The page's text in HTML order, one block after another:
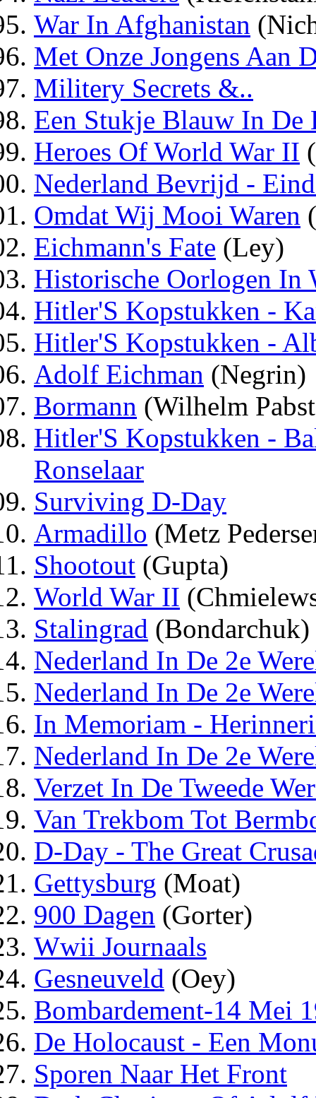
War In Afghanistan
Met Onze Jongens Aan
Militery Secrets &..
Een Stukje Blauw In De
Heroes Of World War II
Nederland Bevrijd -
Omdat Wij Mooi Waren
Eichmann's Fate (Ley)
Historische Oorlogen In
Hitler'S Kopstukken -
Hitler'S Kopstukken -
Adolf Eichman (Negrin)
Bormann (Wilhelm
Hitler'S Kopstukken -
Ronselaar
Surviving D-Day
Armadillo (Metz
Shootout (Gupta)
World War II
Stalingrad (Bondarchuk)
Nederland In De 2e
Nederland In De 2e
In Memoriam -
Nederland In De 2e
Verzet In De Tweede
Van Trekbom Tot
D-Day - The Great
Gettysburg (Moat)
900 Dagen (Gorter)
Wwii Journaals
Gesneuveld (Oey)
Bombardement-14 Mei
De Holocaust - Een
Sporen Naar Het Front